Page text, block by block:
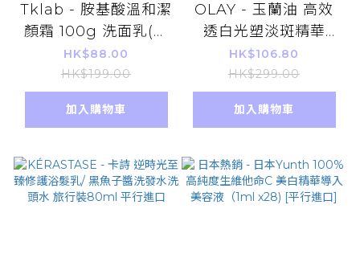
Tklab - 胺基酸溫和潔
顏霜 100g 洗面乳(平
行進口)
HK$88.00
HK$199.00
加入購物車
OLAY - 玉蘭油 高效
透白光塑淡斑精華
30ml 新包裝 [平行進
口]
HK$106.80
HK$299.00
加入購物車